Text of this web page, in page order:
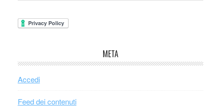
META
Accedi
Feed dei contenuti